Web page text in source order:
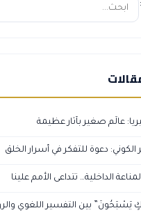
عالَم صغير بآثار عظيمة
الكوني: دعوة للتفكر في أسرار الخلق
الداخلية… تتداعى الأمم علينا
يَسْبَحُونَ” بين التفسير اللغوي